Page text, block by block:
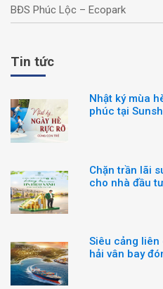
BĐS Phúc Lộc – Ecopark
Tin tức
Nhật ký mùa
phúc tại
Chặn trần lãi
cho nhà đầu
Siêu cảng
hải vân bay